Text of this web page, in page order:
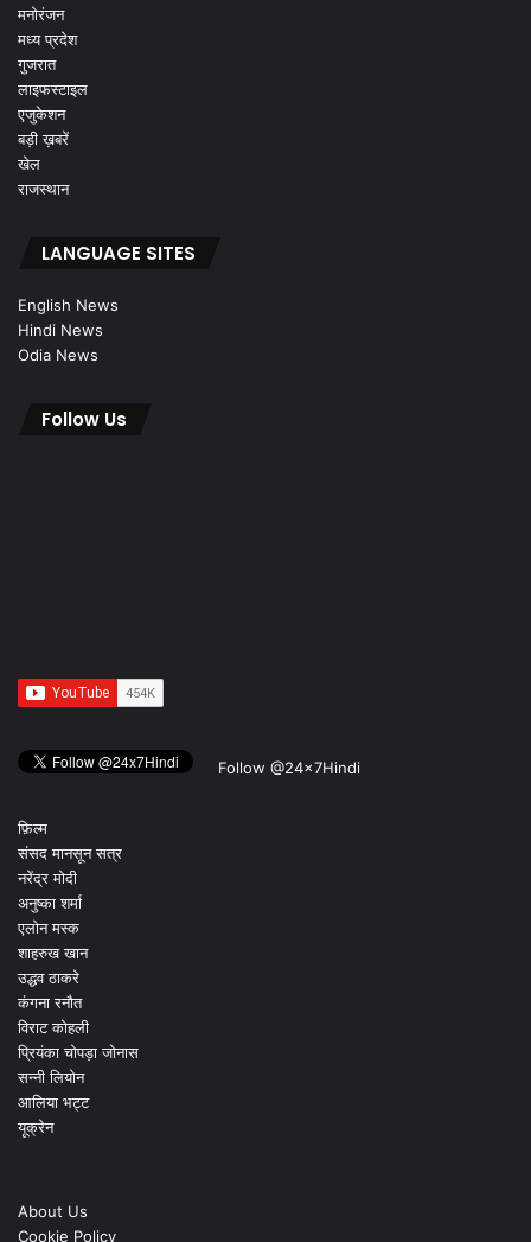
मनोरंजन
मध्य प्रदेश
गुजरात
लाइफस्टाइल
एजुकेशन
बड़ी ख़बरें
खेल
राजस्थान
LANGUAGE SITES
English News
Hindi News
Odia News
Follow Us
Follow @24x7Hindi
फ़िल्म
संसद मानसून सत्र
नरेंद्र मोदी
अनुष्का शर्मा
एलोन मस्क
शाहरुख खान
उद्धव ठाकरे
कंगना रनौत
विराट कोहली
प्रियंका चोपड़ा जोनास
सन्नी लियोन
आलिया भट्ट
यूक्रेन
About Us
Cookie Policy